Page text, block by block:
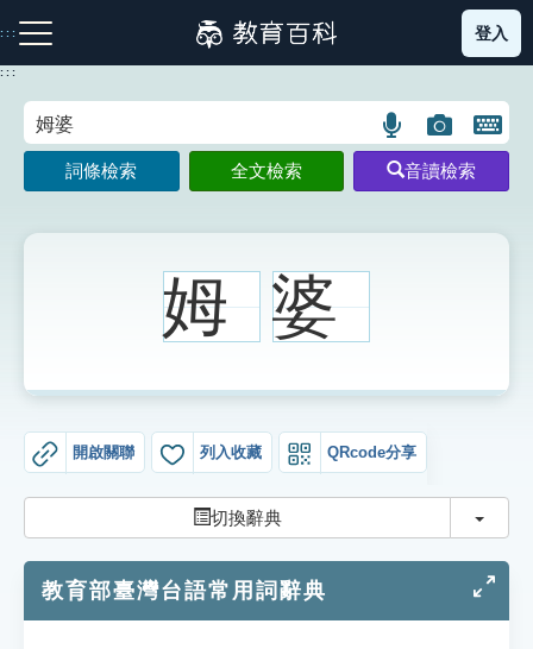
到
主
:::
注音索引圖示 筆畫索引圖示 部首索引表圖示
生字詞彙表
知識索引
登入
:::
語
言
搜
圖
片
搜
開
鍵
圖
詞條檢索 全文檢索 音讀檢索
姆 婆
開啟關聯 列入收藏 QRcode分享
切換辭典 切換
教育部臺灣台語常用詞辭典